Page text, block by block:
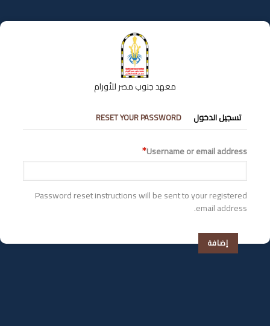
إلى
المحتوى
معهد جنوب مصر للأورام
التبويبات
الأساسية
تسجيل الدخول RESET YOUR PASSWORD
Username or email address
Password reset instructions will be sent to your registered
email address.